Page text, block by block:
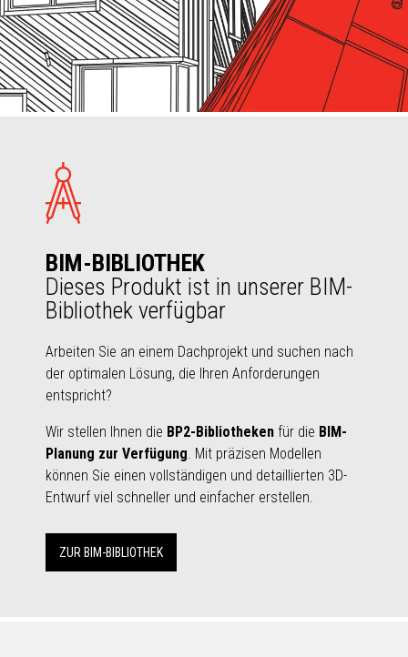
BIM-BIBLIOTHEK
Dieses Produkt ist in unserer BIM-
Bibliothek verfügbar
Arbeiten Sie an einem Dachprojekt und suchen nach
der optimalen Lösung, die Ihren Anforderungen
entspricht?
Wir stellen Ihnen die BP2-Bibliotheken für die BIM-
Planung zur Verfügung . Mit präzisen Modellen
können Sie einen vollständigen und detaillierten 3D-
Entwurf viel schneller und einfacher erstellen.
ZUR BIM-BIBLIOTHEK